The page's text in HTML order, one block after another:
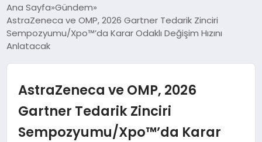
EKONOMI
SIYASET
Ana Sayfa Gündem
AstraZeneca ve OMP, 2026 Gartner Tedarik Zinciri
Sempozyumu/Xpo™’da Karar Odaklı Değişim Hızını
Anlatacak
AstraZeneca ve OMP, 2026
Gartner Tedarik Zinciri
Sempozyumu/Xpo™’da Karar